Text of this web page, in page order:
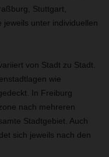
Stuttgart,
jeweils unter individuellen
von Stadt zu Stadt.
wie
In Freiburg
nach mehreren
Stadtgebiet. Auch
sich jeweils nach den